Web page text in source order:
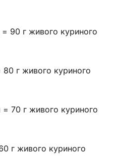
90 г живого куриного
г живого куриного
70 г живого куриного
г живого куриного